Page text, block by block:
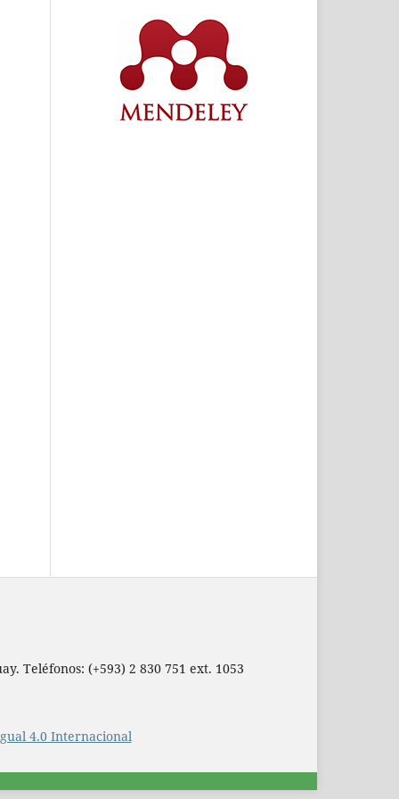
Teléfonos: (+593) 2 830 751 ext. 1053
4.0 Internacional